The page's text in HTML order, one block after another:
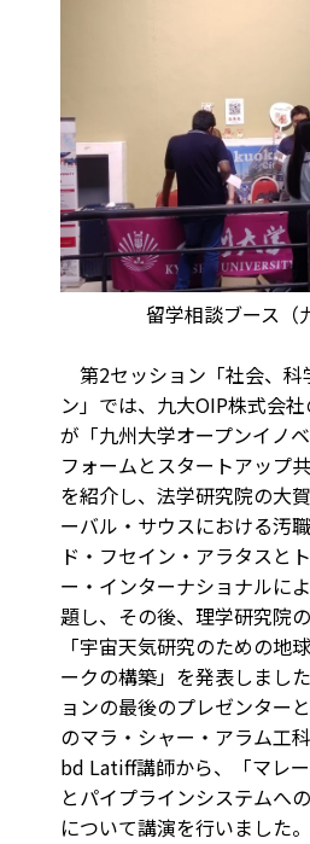
留学相談ブース（
第2セッション「社会、科
ン」では、九大OIP株式会
が「九州大学オープンイノ
フォームとスタートアップ
を紹介し、法学研究院の大
ーバル・サウスにおける汚
ド・フセイン・アラタスと
ー・インターナショナルに
題し、その後、理学研究院
「宇宙天気研究のための地
ークの構築」を発表しまし
ョンの最後のプレゼンター
のマラ・シャー・アラム工
bd Latiff講師から、「マレ
とパイプラインシステムへ
について講演を行いました。